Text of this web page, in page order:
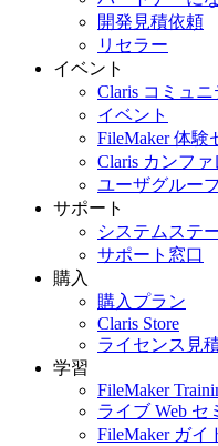
開発見積依頼
リセラー
イベント
Claris コミュニ
イベント
FileMaker 体験
Claris カンファ
ユーザグルー
サポート
システムステ
サポート窓口
購入
購入プラン
Claris Store
ライセンス見
学習
FileMaker
ライブ Web セ
FileMaker ガイ